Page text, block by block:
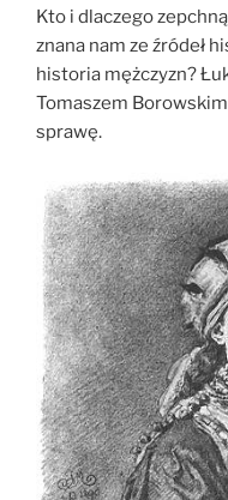
Kto i dlaczego
znana nam ze źródeł
historia mężczyzn?
Tomaszem
sprawę.